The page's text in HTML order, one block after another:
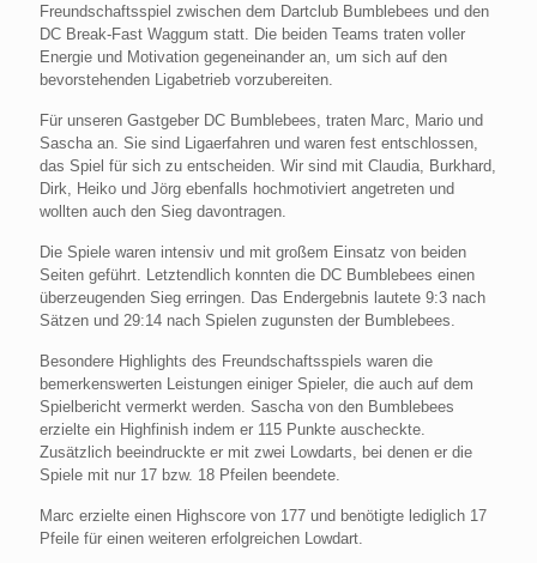
Freundschaftsspiel zwischen dem Dartclub Bumblebees und den
DC Break-Fast Waggum statt. Die beiden Teams traten voller
Energie und Motivation gegeneinander an, um sich auf den
bevorstehenden Ligabetrieb vorzubereiten.
Für unseren Gastgeber DC Bumblebees, traten Marc, Mario und
Sascha an. Sie sind Ligaerfahren und waren fest entschlossen,
das Spiel für sich zu entscheiden. Wir sind mit Claudia, Burkhard,
Dirk, Heiko und Jörg ebenfalls hochmotiviert angetreten und
wollten auch den Sieg davontragen.
Die Spiele waren intensiv und mit großem Einsatz von beiden
Seiten geführt. Letztendlich konnten die DC Bumblebees einen
überzeugenden Sieg erringen. Das Endergebnis lautete 9:3 nach
Sätzen und 29:14 nach Spielen zugunsten der Bumblebees.
Besondere Highlights des Freundschaftsspiels waren die
bemerkenswerten Leistungen einiger Spieler, die auch auf dem
Spielbericht vermerkt werden. Sascha von den Bumblebees
erzielte ein Highfinish indem er 115 Punkte auscheckte.
Zusätzlich beeindruckte er mit zwei Lowdarts, bei denen er die
Spiele mit nur 17 bzw. 18 Pfeilen beendete.
Marc erzielte einen Highscore von 177 und benötigte lediglich 17
Pfeile für einen weiteren erfolgreichen Lowdart.